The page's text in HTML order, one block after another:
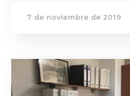
7 de noviembre de 2019